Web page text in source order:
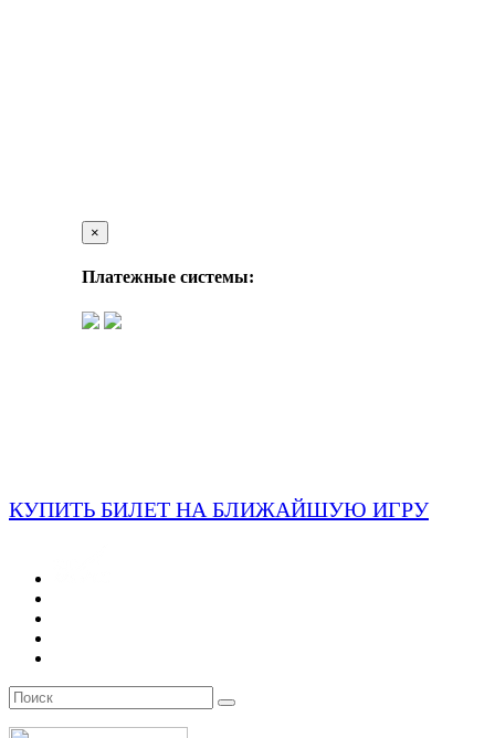
×
Платежные системы:
КУПИТЬ БИЛЕТ НА БЛИЖАЙШУЮ ИГРУ